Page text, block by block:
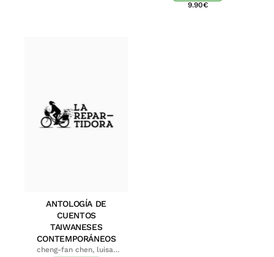
9.90€
ANTOLOGÍA DE
CUENTOS
TAIWANESES
CONTEMPORÁNEOS
cheng-fan chen, luisa;